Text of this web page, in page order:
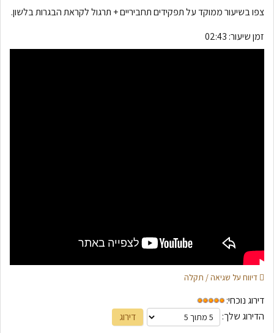
צפו בשיעור ממוקד על תפקידים תחביריים + תרגול לקראת הבגרות בלשון.
זמן שיעור: 02:43
דיווח על שגיאה / תקלה
דירוג נוכחי:
הדירוג שלך: